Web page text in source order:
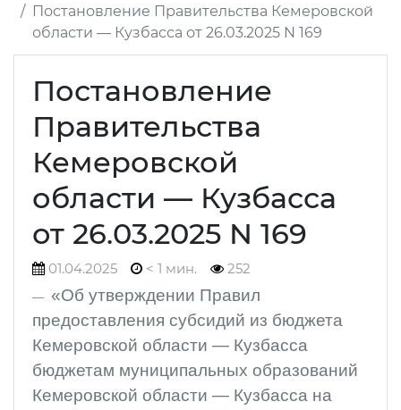
Постановление Правительства Кемеровской
области — Кузбасса от 26.03.2025 N 169
Постановление
Правительства
Кемеровской
области — Кузбасса
от 26.03.2025 N 169
01.04.2025 < 1 мин. 252
«Об утверждении Правил
предоставления субсидий из бюджета
Кемеровской области — Кузбасса
бюджетам муниципальных образований
Кемеровской области — Кузбасса на